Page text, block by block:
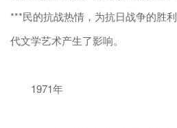
***民的抗战热情，为抗日战争的胜
代文学艺术产生了影响。
1971年